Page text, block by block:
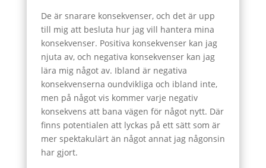
De är snarare konsekvenser, och det är upp
till mig att besluta hur jag vill hantera mina
konsekvenser. Positiva konsekvenser kan jag
njuta av, och negativa konsekvenser kan jag
lära mig något av. Ibland är negativa
konsekvenserna oundvikliga och ibland inte,
men på något vis kommer varje negativ
konsekvens att bana vägen för något nytt. Där
finns potentialen att lyckas på ett sätt som är
mer spektakulärt än något annat jag någonsin
har gjort.